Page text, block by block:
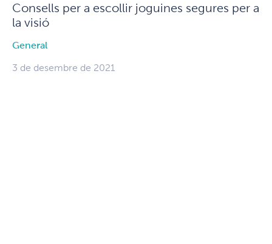
Consells per a escollir joguines segures per a
la visió
General
3 de desembre de 2021